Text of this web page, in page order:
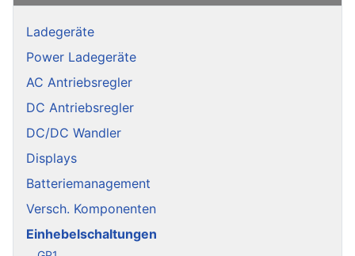
Ladegeräte
Power Ladegeräte
AC Antriebsregler
DC Antriebsregler
DC/DC Wandler
Displays
Batteriemanagement
Versch. Komponenten
Einhebelschaltungen